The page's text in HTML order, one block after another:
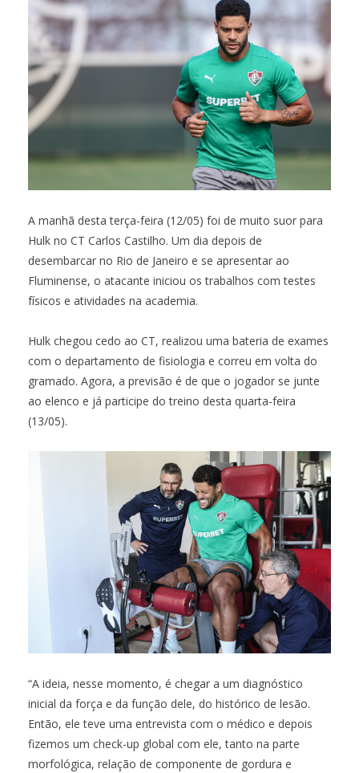
A manhã desta terça-feira (12/05) foi de muito suor para
Hulk no CT Carlos Castilho. Um dia depois de
desembarcar no Rio de Janeiro e se apresentar ao
Fluminense, o atacante iniciou os trabalhos com testes
físicos e atividades na academia.
Hulk chegou cedo ao CT, realizou uma bateria de exames
com o departamento de fisiologia e correu em volta do
gramado. Agora, a previsão é de que o jogador se junte
ao elenco e já participe do treino desta quarta-feira
(13/05).
“A ideia, nesse momento, é chegar a um diagnóstico
inicial da força e da função dele, do histórico de lesão.
Então, ele teve uma entrevista com o médico e depois
fizemos um check-up global com ele, tanto na parte
morfológica, relação de componente de gordura e